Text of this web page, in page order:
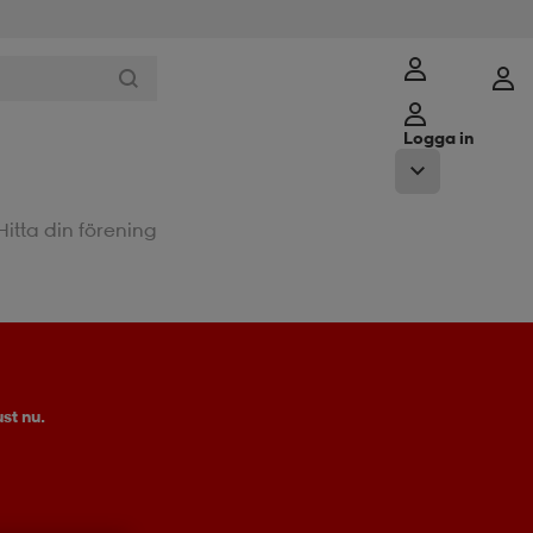
Logga in
din förening
nu.